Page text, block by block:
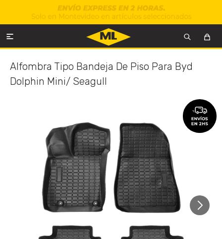

Alfombra Tipo Bandeja De Piso Para Byd
Dolphin Mini/ Seagull